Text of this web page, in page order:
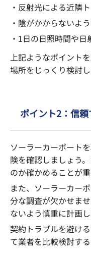
・反射光による近隣
・陰がかからないよ
・1日の日照時間や
上記ようなポイント
場所をじっくり検討し
ポイント2：信
ソーラーカーポート
険を確認しましょう
のか確かめることが重
また、ソーラーカー
分な調査が欠かせま
ないよう慎重に計画し
契約トラブルを避け
て業者を比較検討す